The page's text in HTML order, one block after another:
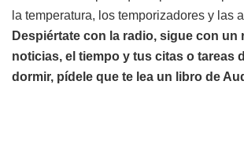
la temperatura, los temporizadores y las
Despiértate con la radio, sigue con un
noticias, el tiempo y tus citas o tareas
dormir, pídele que te lea un libro de